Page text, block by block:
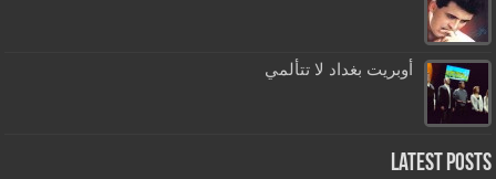
أوبريت بغداد لا تتألمي
Latest Posts